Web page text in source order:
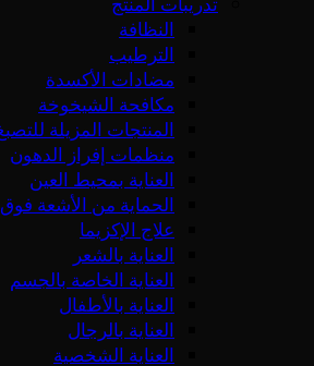
النظافة
الترطيب
مضادات الأكسدة
مكافحة الشيخوخة
المنتجات المزيلة
منظمات إفراز الدهون
العناية بمحيط العين
الحماية من الأشعة
علاج الإكزيما
العناية بالشعر
العناية الخاصة بالجسم
العناية بالأطفال
العناية بالرجال
العناية الشخصية